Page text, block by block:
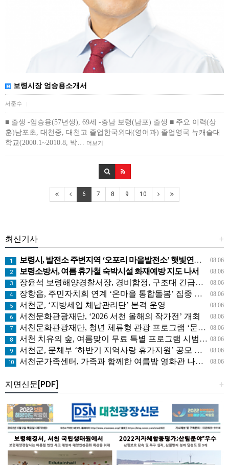
보령시장 엄승용소개서
서준수
■ 출생 -엄승용(57년생), 69세 -충남 보령(남포) 출생 ■ 주요 이력(상
훈)남포초, 대천중, 대천고 졸업한국외대(영어과) 졸업영국 뉴캐슬대
학교(2000.1~2010.8, 박… 더보기
6 7 8 9 10
+
최신기사
08.06
1 보령시, 발전소 주변지역 ‘오포리 마을발전소’ 햇빛연금 시범모델 선보인다!
08.06
2 보령소방서, 여름 휴가철 숙박시설 화재예방 지도 나서
08.06
3 장윤석 보령해양경찰서장, 경비함정, 구조대 긴급대응태세 지휘관 현장점검
08.06
4 장항읍, 주민자치회 연계 ‘온마을 통합돌봄’ 집중 홍보
08.06
5 서천군, ‘지방세입 체납관리단’ 본격 운영
08.06
6 서천문화관광재단, ‘2026 서천 올해의 작가전’ 개최
08.06
7 서천문화관광재단, 청년 체류형 관광 프로그램 ‘문득, 서천’ 운영
08.06
8 서천 치유의 숲, 여름맞이 무료 특별 프로그램 시범 운영
08.06
9 서천군, 문체부 ‘하반기 지역사랑 휴가지원’ 공모 선정
08.06
10 서천군가족센터, 가족과 함께한 여름밤 영화관 나들이
+
지면신문[PDF]